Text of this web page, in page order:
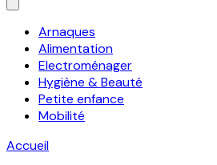
Arnaques
Alimentation
Electroménager
Hygiène & Beauté
Petite enfance
Mobilité
Accueil